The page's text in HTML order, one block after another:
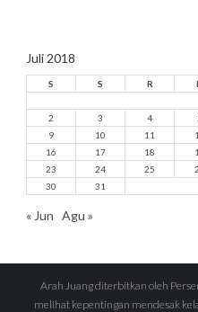
Juli 2018
S S R
2
3 4
9
10 11
16
17 18
23
24 25
30
31
« Jun Agu »
Arah Juang diterbitkan oleh
melihat kepentingan mendesak